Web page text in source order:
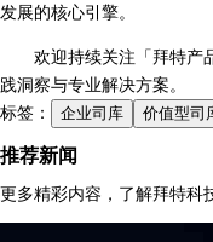
发展的核心引擎。
欢迎持续关注「拜特产
践洞察与专业解决方案。
标签：
企业司库 价值型司
推荐新闻
更多精彩内容，了解拜特科